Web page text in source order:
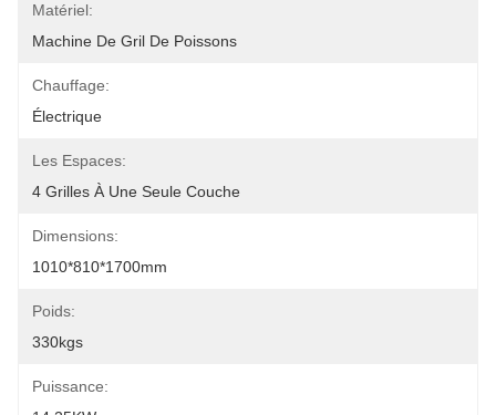
Matériel:
Machine De Gril De Poissons
Chauffage:
Électrique
Les Espaces:
4 Grilles À Une Seule Couche
Dimensions:
1010*810*1700mm
Poids:
330kgs
Puissance: